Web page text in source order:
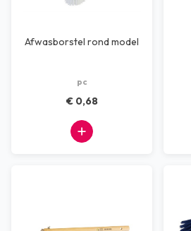
Afwasborstel rond model
pc
€ 0,68